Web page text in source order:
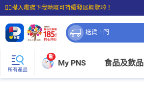
☝🏼㩒入嚟睇下我哋嘅可持續發展概覽啦！
⭐購物滿$399即享免費送貨；滿$100即可免費店取。
送貨上門
所有產品
新
My PNS 食品及飲品